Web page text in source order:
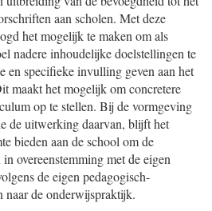
aan scholen. Met deze
het mogelijk te maken om als
nadere inhoudelijke doelstellingen te
en specifieke invulling geven aan het
maakt het mogelijk om concretere
op te stellen. Bij de vormgeving
de uitwerking daarvan, blijft het
bieden aan de school om de
overeenstemming met de eigen
de eigen pedagogisch-
naar de onderwijspraktijk.